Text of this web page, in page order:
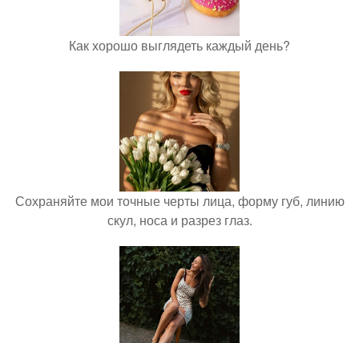
Как хорошо выглядеть каждый день?
Сохраняйте мои точные черты лица, форму губ, линию
скул, носа и разрез глаз.